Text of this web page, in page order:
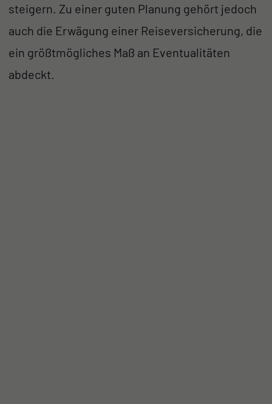
steigern. Zu einer guten Planung gehört jedoch
auch die Erwägung einer Reiseversicherung, die
ein größtmögliches Maß an Eventualitäten
abdeckt.